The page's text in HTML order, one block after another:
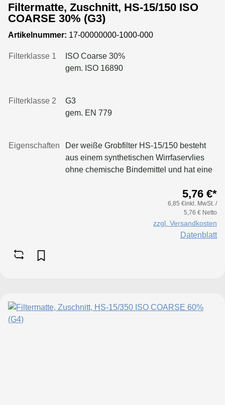
Filtermatte, Zuschnitt, HS-15/150 ISO
COARSE 30% (G3)
Artikelnummer: 17-00000000-1000-000
Filterklasse 1
ISO Coarse 30%
gem. ISO 16890
Filterklasse 2
G3
gem. EN 779
Eigenschaften
Der weiße Grobfilter HS-15/150 besteht
aus einem synthetischen Wirrfaservlies
ohne chemische Bindemittel und hat eine
verdichtete Aufbau und die einseitige
thermische Verfestigung sorgen für einen
guten Abscheidegrad sowie eine hohe
Staubspeicherkapazität.Dank seiner
zum Schutz von Kompressoren und für
5,76 €*
6,85 €inkl. MwSt. /
5,76 € Netto
zzgl. Versandkosten
Datenblatt